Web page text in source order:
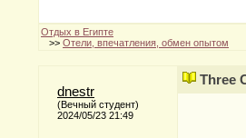
Отдых в Египте
>> Отели, впечатления, обмен опытом
dnestr
(Вечный студент)
2024/05/23 21:49
Three